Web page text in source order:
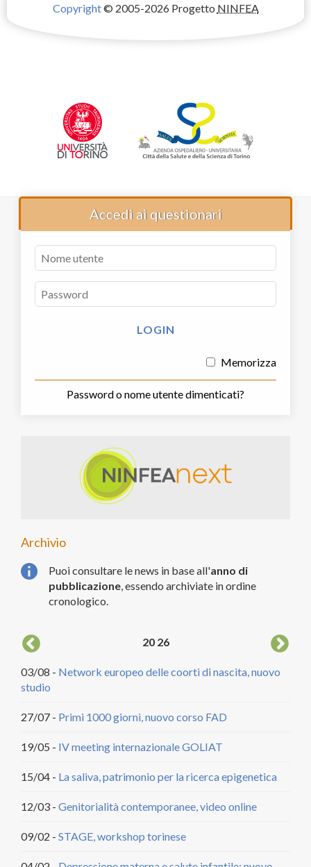
Copyright© 2005-2026 Progetto NINFEA
Accedi ai questionari
Memorizza
Password o nome utente dimenticati?
Archivio
Puoi consultare le news in base all'anno di
pubblicazione , essendo archiviate in ordine
cronologico.
20 26
03/08 - Network europeo delle coorti di nascita, nuovo
studio
27/07 - Primi 1000 giorni, nuovo corso FAD
19/05 - IV meeting internazionale GOLIAT
15/04 - La saliva, patrimonio per la ricerca epigenetica
12/03 - Genitorialità contemporanee, video online
09/02 - STAGE, workshop torinese